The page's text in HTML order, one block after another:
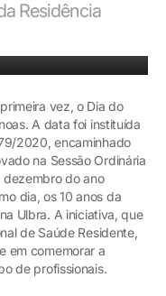
Residência
vez, o Dia do
A data foi instituída
2020, encaminhado
na Sessão Ordinária
dezembro do ano
dia, os 10 anos da
Ulbra. A iniciativa, que
de Saúde Residente,
em comemorar a
de profissionais.